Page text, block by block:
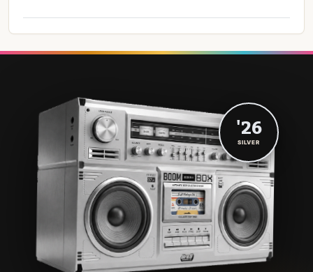
'26
SILVER